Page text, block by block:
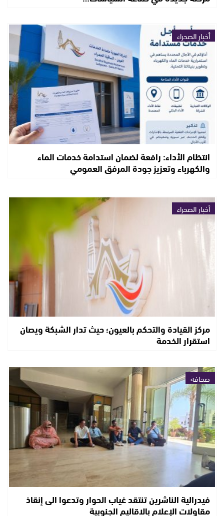
أخبار الصحراء
انتظام الأداء: رافعة لضمان استدامة خدمات الماء
والكهرباء وتعزيز جودة المرفق العمومي
أخبار الصحراء
مركز القيادة والتحكم بالعيون؛ حيث تدار الشبكة ويصان
استقرار الخدمة
صحافة
فيدرالية الناشرين تنتقد غياب الحوار وتدعوا الى إنقاذ
مقاولات الإعلام بالاقاليم الجنوبية